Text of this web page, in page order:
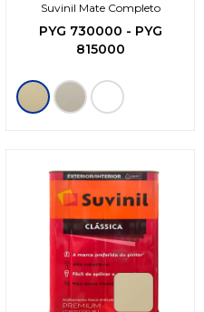
Suvinil Mate Completo
PYG 730000 - PYG
815000